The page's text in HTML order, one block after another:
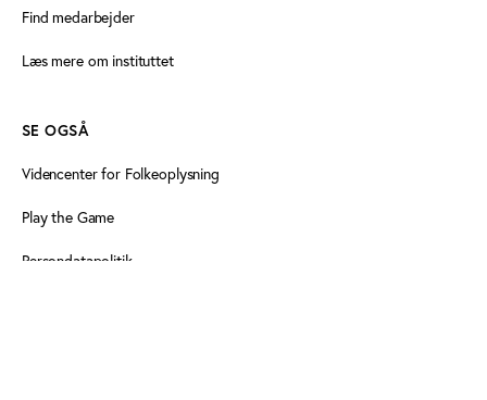
Find medarbejder
Læs mere om instituttet
SE OGSÅ
Videncenter for Folkeoplysning
Play the Game
Persondatapolitik